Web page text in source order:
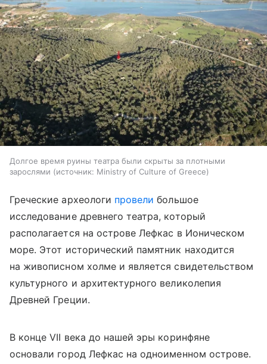
Долгое время руины театра были скрыты за плотными
зарослями
источник: Ministry of Culture of Greece
Греческие археологи провели большое
исследование древнего театра, который
располагается на острове Лефкас в Ионическом
море. Этот исторический памятник находится
на живописном холме и является свидетельством
культурного и архитектурного великолепия
Древней Греции.
В конце VII века до нашей эры коринфяне
основали город Лефкас на одноименном острове.